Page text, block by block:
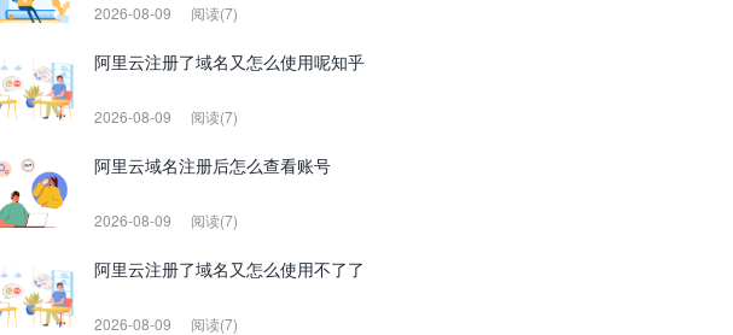
2026-08-09 阅读(7)
阿里云注册了域名又怎么使用呢知乎
2026-08-09 阅读(7)
阿里云域名注册后怎么查看账号
2026-08-09 阅读(7)
阿里云注册了域名又怎么使用不了了
2026-08-09 阅读(7)